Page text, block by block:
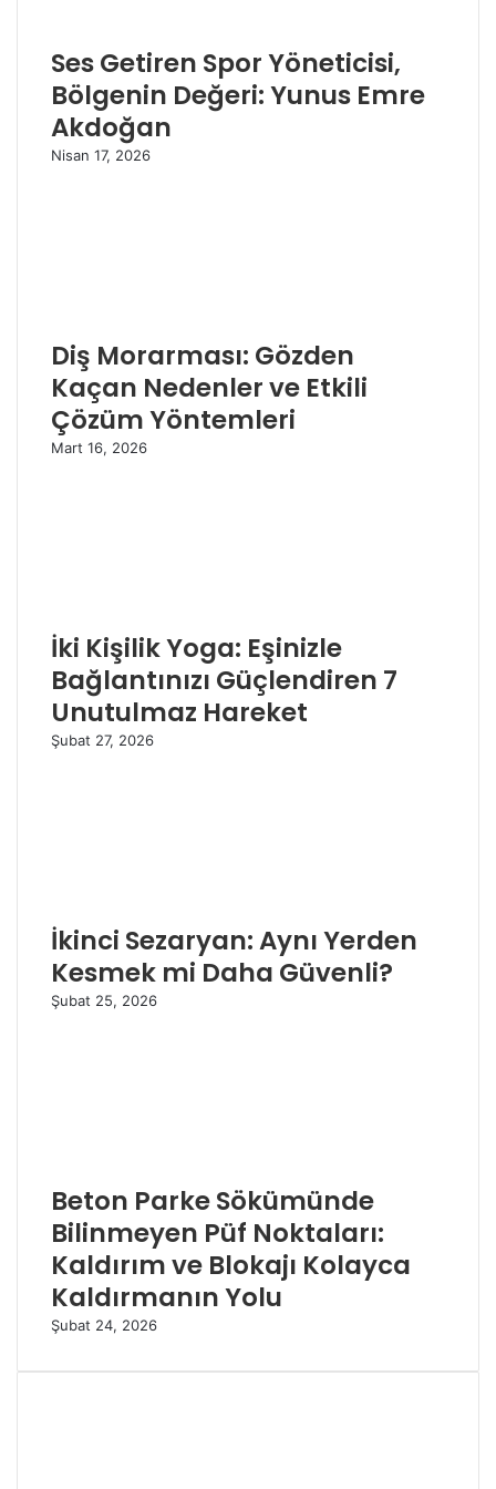
Ses Getiren Spor Yöneticisi,
Bölgenin Değeri: Yunus Emre
Akdoğan
Nisan 17, 2026
Diş Morarması: Gözden
Kaçan Nedenler ve Etkili
Çözüm Yöntemleri
Mart 16, 2026
İki Kişilik Yoga: Eşinizle
Bağlantınızı Güçlendiren 7
Unutulmaz Hareket
Şubat 27, 2026
İkinci Sezaryan: Aynı Yerden
Kesmek mi Daha Güvenli?
Şubat 25, 2026
Beton Parke Sökümünde
Bilinmeyen Püf Noktaları:
Kaldırım ve Blokajı Kolayca
Kaldırmanın Yolu
Şubat 24, 2026